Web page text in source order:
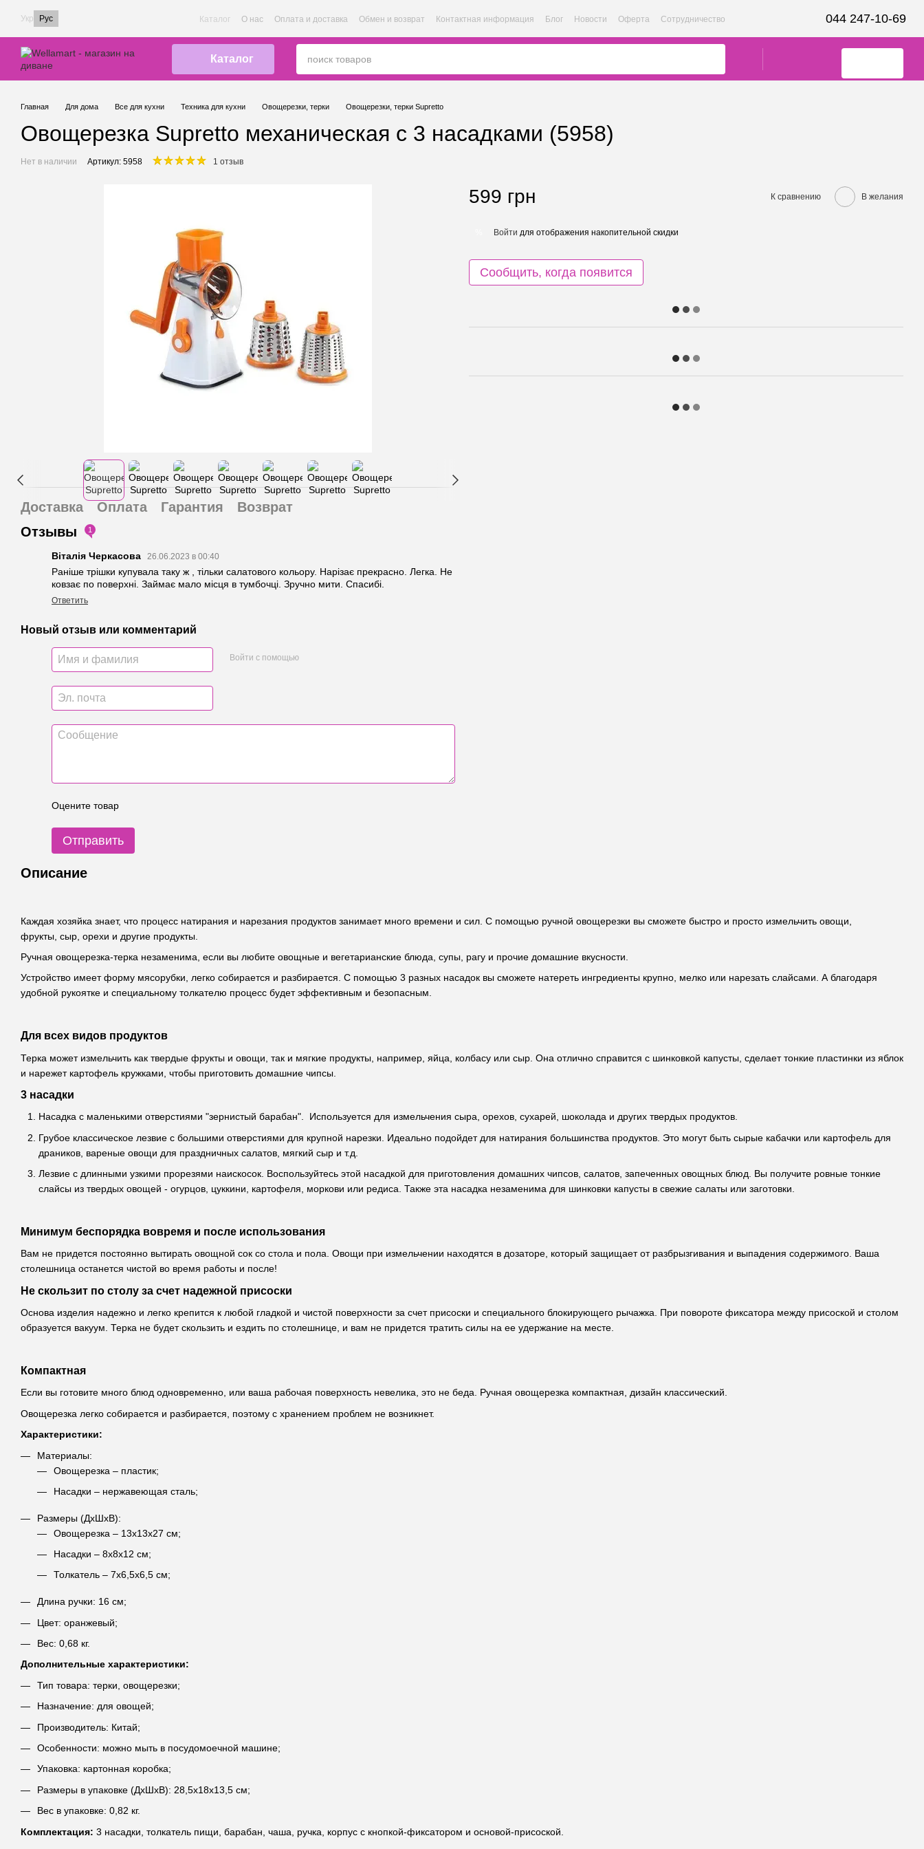
Перейти к основному контенту
Укр Рус Каталог О нас Оплата и доставка Обмен и возврат Контактная информация Блог Новости Оферта Сотрудничество 044 247-10-69
Каталог
Главная Для дома Все для кухни Техника для кухни Овощерезки, терки Овощерезки, терки Supretto
Овощерезка Supretto механическая с 3 насадками (5958)
Нет в наличии Артикул: 5958 1 отзыв
Доставка Оплата Гарантия
Возврат
Отзывы
1
Віталія Черкасова 26.06.2023 в 00:40
Раніше трішки купувала таку ж , тільки салатового кольору. Нарізає прекрасно. Легка. Не
ковзає по поверхні. Займає мало місця в тумбочці. Зручно мити. Спасибі.
Ответить
Новый отзыв или комментарий
Войти с помощью
Оцените товар
Отправить
599 грн К сравнению В желания
Войти для отображения накопительной скидки
Сообщить, когда появится
Описание
Каждая хозяйка знает, что процесс натирания и нарезания продуктов занимает много времени и сил. С помощью ручной овощерезки вы сможете быстро и просто измельчить овощи,
фрукты, сыр, орехи и другие продукты.
Ручная овощерезка-терка незаменима, если вы любите овощные и вегетарианские блюда, супы, рагу и прочие домашние вкусности.
Устройство имеет форму мясорубки, легко собирается и разбирается. С помощью 3 разных насадок вы сможете натереть ингредиенты крупно, мелко или нарезать слайсами. А благодаря
удобной рукоятке и специальному толкателю процесс будет эффективным и безопасным.
Для всех видов продуктов
Терка может измельчить как твердые фрукты и овощи, так и мягкие продукты, например, яйца, колбасу или сыр. Она отлично справится с шинковкой капусты, сделает тонкие пластинки из яблок
и нарежет картофель кружками, чтобы приготовить домашние чипсы.
3 насадки
Насадка с маленькими отверстиями "зернистый барабан". Используется для измельчения сыра, орехов, сухарей, шоколада и других твердых продуктов.
Грубое классическое лезвие с большими отверстиями для крупной нарезки. Идеально подойдет для натирания большинства продуктов. Это могут быть сырые кабачки или картофель для
драников, вареные овощи для праздничных салатов, мягкий сыр и т.д.
Лезвие с длинными узкими прорезями наискосок. Воспользуйтесь этой насадкой для приготовления домашних чипсов, салатов, запеченных овощных блюд. Вы получите ровные тонкие
слайсы из твердых овощей - огурцов, цуккини, картофеля, моркови или редиса. Также эта насадка незаменима для шинковки капусты в свежие салаты или заготовки.
Минимум беспорядка вовремя и после использования
Вам не придется постоянно вытирать овощной сок со стола и пола. Овощи при измельчении находятся в дозаторе, который защищает от разбрызгивания и выпадения содержимого. Ваша
столешница останется чистой во время работы и после!
Не скользит по столу за счет надежной присоски
Основа изделия надежно и легко крепится к любой гладкой и чистой поверхности за счет присоски и специального блокирующего рычажка. При повороте фиксатора между присоской и столом
образуется вакуум. Терка не будет скользить и ездить по столешнице, и вам не придется тратить силы на ее удержание на месте.
Компактная
Если вы готовите много блюд одновременно, или ваша рабочая поверхность невелика, это не беда. Ручная овощерезка компактная, дизайн классический.
Овощерезка легко собирается и разбирается, поэтому с хранением проблем не возникнет.
Характеристики:
Материалы:
Овощерезка – пластик;
Насадки – нержавеющая сталь;
Размеры (ДхШхВ):
Овощерезка – 13х13х27 см;
Насадки – 8х8х12 см;
Толкатель – 7х6,5х6,5 см;
Длина ручки: 16 см;
Цвет: оранжевый;
Вес: 0,68 кг.
Дополнительные характеристики:
Тип товара: терки, овощерезки;
Назначение: для овощей;
Производитель: Китай;
Особенности: можно мыть в посудомоечной машине;
Упаковка: картонная коробка;
Размеры в упаковке (ДхШхВ): 28,5х18х13,5 см;
Вес в упаковке: 0,82 кг.
Комплектация: 3 насадки, толкатель пищи, барабан, чаша, ручка, корпус с кнопкой-фиксатором и основой-присоской.